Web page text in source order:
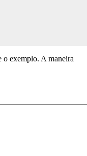
o exemplo. A maneira